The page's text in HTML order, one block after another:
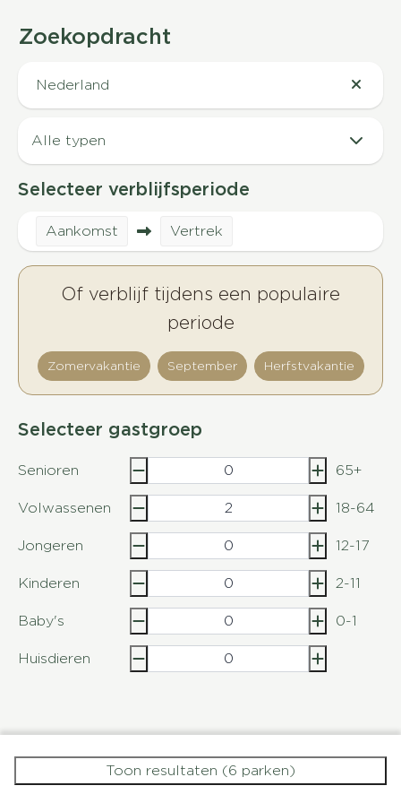
Zoekopdracht
Nederland
Selecteer verblijfsperiode
Aankomst Vertrek
Of verblijf tijdens een populaire
periode
Zomervakantie September Herfstvakantie
Selecteer gastgroep
Senioren 65+
Volwassenen 18-64
Jongeren 12-17
Kinderen 2-11
Baby's 0-1
Huisdieren
Toon resultaten (6 parken)